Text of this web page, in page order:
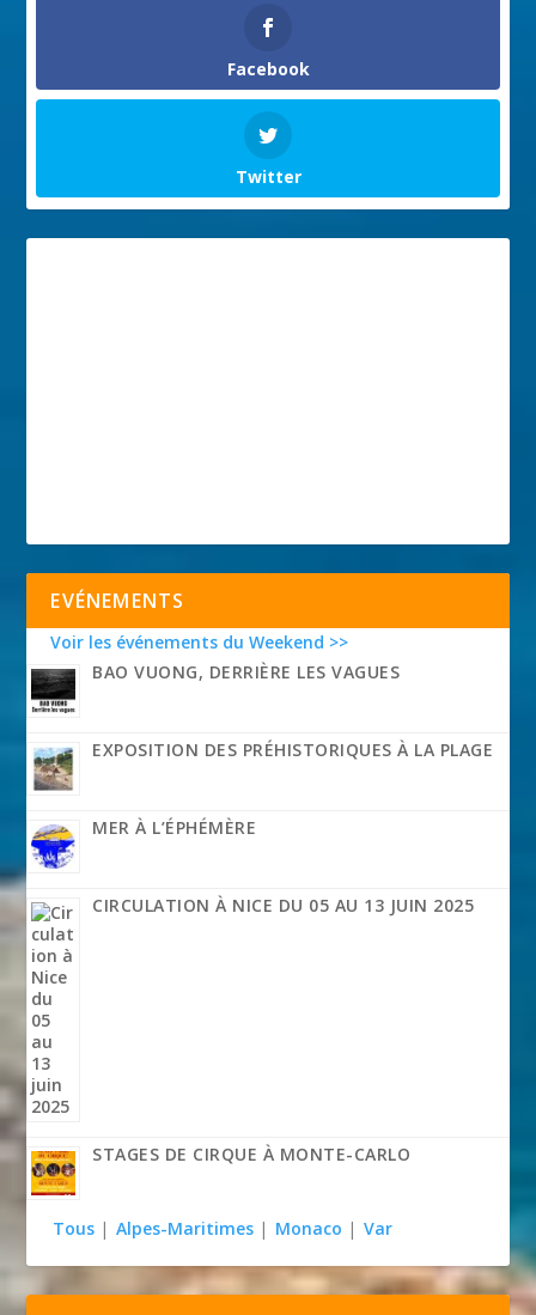
Facebook
Twitter
EVÉNEMENTS
Voir les événements du Weekend >>
BAO VUONG, DERRIÈRE LES VAGUES
EXPOSITION DES PRÉHISTORIQUES À LA PLAGE
MER À L’ÉPHÉMÈRE
CIRCULATION À NICE DU 05 AU 13 JUIN 2025
STAGES DE CIRQUE À MONTE-CARLO
Tous | Alpes-Maritimes | Monaco | Var